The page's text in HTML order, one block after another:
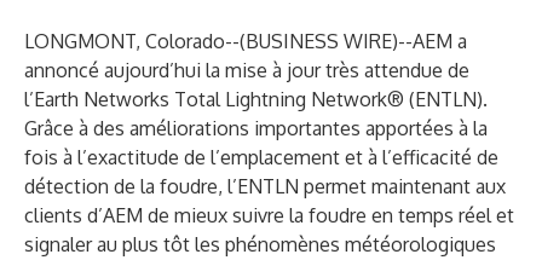
LONGMONT, Colorado--(BUSINESS WIRE)--AEM a
annoncé aujourd’hui la mise à jour très attendue de
l’Earth Networks Total Lightning Network® (ENTLN).
Grâce à des améliorations importantes apportées à la
fois à l’exactitude de l’emplacement et à l’efficacité de
détection de la foudre, l’ENTLN permet maintenant aux
clients d’AEM de mieux suivre la foudre en temps réel et
signaler au plus tôt les phénomènes météorologiques